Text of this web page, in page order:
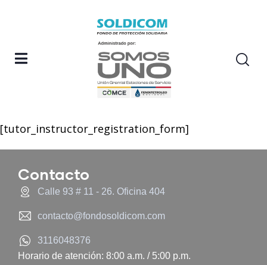
[tutor_instructor_registration_form]
Contacto
Calle 93 # 11 - 26. Oficina 404
contacto@fondosoldicom.com
3116048376
Horario de atención: 8:00 a.m. / 5:00 p.m.